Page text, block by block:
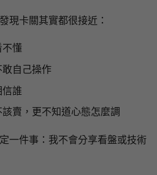
現卡關其實都很接近：
懂
自己操作
誰
賣，更不知道心態怎麼調
一件事：我不會分享看盤或技術